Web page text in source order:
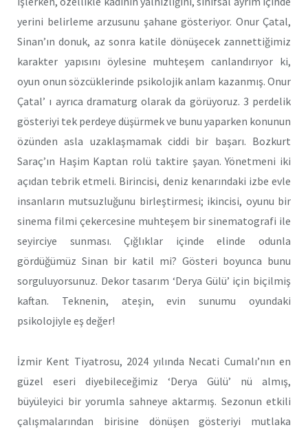
yerini belirleme arzusunu şahane gösteriyor. Onur Çatal,
Sinan’ın donuk, az sonra katile dönüşecek zannettiğimiz
karakter yapısını öylesine muhteşem canlandırıyor ki,
oyun onun sözcüklerinde psikolojik anlam kazanmış. Onur
Çatal’ ı ayrıca dramaturg olarak da görüyoruz. 3 perdelik
gösteriyi tek perdeye düşürmek ve bunu yaparken konunun
özünden asla uzaklaşmamak ciddi bir başarı. Bozkurt
Saraç’ın Haşim Kaptan rolü taktire şayan. Yönetmeni iki
açıdan tebrik etmeli. Birincisi, deniz kenarındaki izbe evle
insanların mutsuzluğunu birleştirmesi; ikincisi, oyunu bir
sinema filmi çekercesine muhteşem bir sinematografi ile
seyirciye sunması. Çığlıklar içinde elinde odunla
gördüğümüz Sinan bir katil mi? Gösteri boyunca bunu
sorguluyorsunuz. Dekor tasarım ‘Derya Gülü’ için biçilmiş
kaftan. Teknenin, ateşin, evin sunumu oyundaki
psikolojiyle eş değer!
İzmir Kent Tiyatrosu, 2024 yılında Necati Cumalı’nın en
güzel eseri diyebileceğimiz ‘Derya Gülü’ nü almış,
büyüleyici bir yorumla sahneye aktarmış. Sezonun etkili
çalışmalarından birisine dönüşen gösteriyi mutlaka